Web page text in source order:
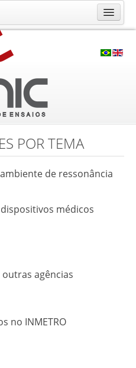
POR TEMA
ambiente de ressonância
médicos
outras agências
no INMETRO